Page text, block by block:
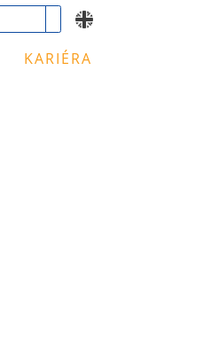
more
KARIÉRA